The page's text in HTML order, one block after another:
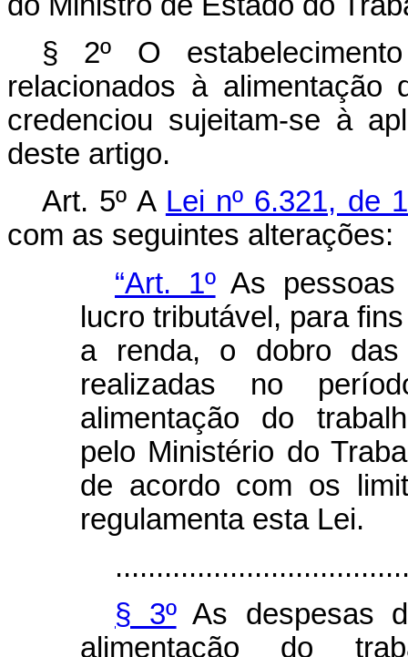
§ 2º O
relacionados à
credenciou sujeitam-se à
deste artigo.
Art. 5º A Lei nº 6.321, de
com as seguintes alterações:
“Art. 1ºAs pessoas
lucro tributável, para
a renda, o dobro das
realizadas no
alimentação do
pelo Ministério do
de acordo com os
regulamenta esta Lei.
§ 3ºAs despesas
alimentação do